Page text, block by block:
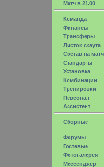
Матч в 21.00
Команда
Финансы
Трансферы
Листок скаута
Состав на матч
Стандарты
Установка
Комбинации
Тренировки
Персонал
Ассистент
Сборные
Форумы
Гостевые
Фотогалерея
Мессенджер